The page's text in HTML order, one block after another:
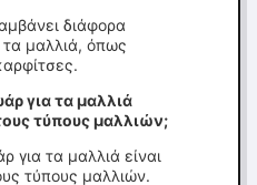
διάφορα
μαλλιά, όπως
για τα μαλλιά
τύπους μαλλιών;
για τα μαλλιά είναι
τύπους μαλλιών.